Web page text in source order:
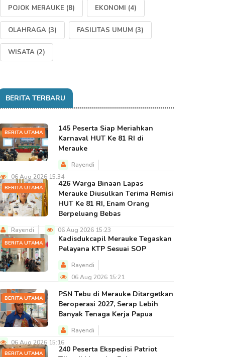
POJOK MERAUKE (8) EKONOMI (4)
OLAHRAGA (3) FASILITAS UMUM (3)
WISATA (2)
BERITA TERBARU
BERITA UTAMA
145 Peserta Siap Meriahkan
Karnaval HUT Ke 81 RI di
Merauke
Rayendi
06 Aug 2026 15:34
BERITA UTAMA
426 Warga Binaan Lapas
Merauke Diusulkan Terima Remisi
HUT Ke 81 RI, Enam Orang
Berpeluang Bebas
Rayendi 06 Aug 2026 15:23
BERITA UTAMA
Kadisdukcapil Merauke Tegaskan
Pelayana KTP Sesuai SOP
Rayendi
06 Aug 2026 15:21
BERITA UTAMA
PSN Tebu di Merauke Ditargetkan
Beroperasi 2027, Serap Lebih
Banyak Tenaga Kerja Papua
Rayendi
06 Aug 2026 15:16
BERITA UTAMA
240 Peserta Ekspedisi Patriot